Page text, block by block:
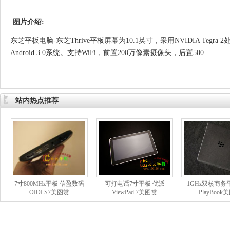
图片介绍:
东芝平板电脑-东芝Thrive平板屏幕为10.1英寸，采用NVIDIA Tegra 2
Android 3.0系统。支持WiFi，前置200万像素摄像头，后置500..
站内热点推荐
7寸800MHz平板 信盈数码
OIOI S7美图赏
可打电话7寸平板 优派
ViewPad 7美图赏
1GHz双核商务
PlayBook